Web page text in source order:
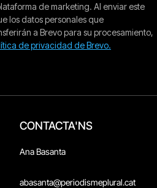
CONTACTA'NS
Ana Basanta
abasanta@periodismeplural.cat